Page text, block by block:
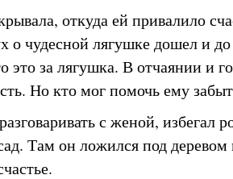
откуда ей привалило
о чудесной лягушке дошел и
это за лягушка. В отчаянии и
Но кто мог помочь ему
с женой, избегал
Там он ложился под деревом